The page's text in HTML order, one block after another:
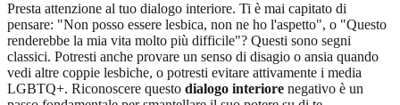
Presta attenzione al tuo dialogo interiore. Ti è mai capitato di
pensare: "Non posso essere lesbica, non ne ho l'aspetto", o "Questo
renderebbe la mia vita molto più difficile"? Questi sono segni
classici. Potresti anche provare un senso di disagio o ansia quando
vedi altre coppie lesbiche, o potresti evitare attivamente i media
LGBTQ+. Riconoscere questo dialogo interiore negativo è un